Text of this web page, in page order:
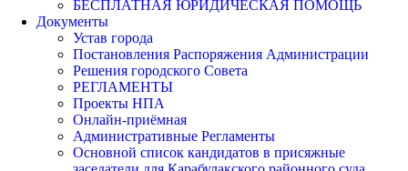
БЕСПЛАТНАЯ ЮРИДИЧЕСКАЯ ПОМОЩЬ
Документы
Устав города
Постановления Распоряжения Администрации
Решения городского Совета
РЕГЛАМЕНТЫ
Проекты НПА
Онлайн-приёмная
Административные Регламенты
Основной список кандидатов в присяжные